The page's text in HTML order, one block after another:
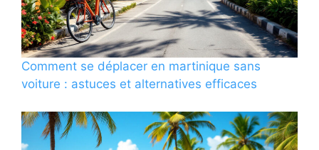
Comment se déplacer en martinique sans
voiture : astuces et alternatives efficaces